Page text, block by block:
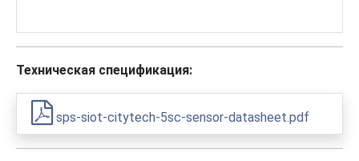
Техническая спецификация:
sps-siot-citytech-5sc-sensor-datasheet.pdf